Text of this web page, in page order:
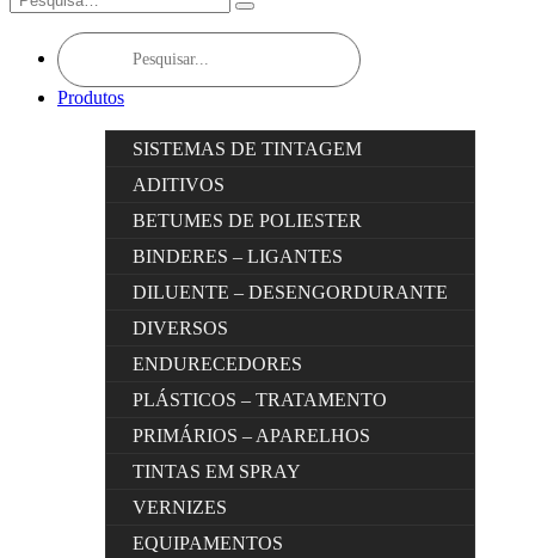
Products
search
Produtos
SISTEMAS DE TINTAGEM
ADITIVOS
BETUMES DE POLIESTER
BINDERES – LIGANTES
DILUENTE – DESENGORDURANTE
DIVERSOS
ENDURECEDORES
PLÁSTICOS – TRATAMENTO
PRIMÁRIOS – APARELHOS
TINTAS EM SPRAY
VERNIZES
EQUIPAMENTOS